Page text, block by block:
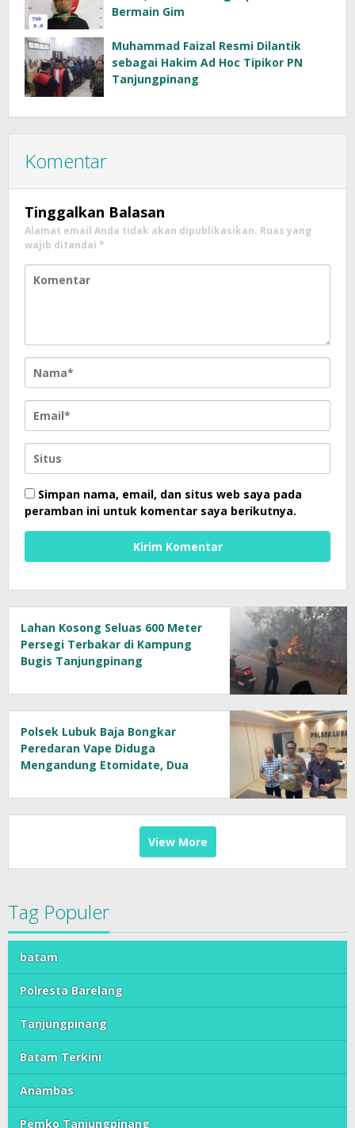
Bermain Gim
Muhammad Faizal Resmi Dilantik
sebagai Hakim Ad Hoc Tipikor PN
Tanjungpinang
Komentar
Tinggalkan Balasan
Alamat email Anda tidak akan dipublikasikan. Ruas yang
wajib ditandai *
Simpan nama, email, dan situs web saya pada
peramban ini untuk komentar saya berikutnya.
Lahan Kosong Seluas 600 Meter
Persegi Terbakar di Kampung
Bugis Tanjungpinang
Polsek Lubuk Baja Bongkar
Peredaran Vape Diduga
Mengandung Etomidate, Dua
View More
Tag Populer
batam
Polresta Barelang
Tanjungpinang
Batam Terkini
Anambas
Pemko Tanjungpinang